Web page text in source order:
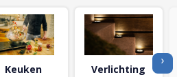
Keuken Verlichting
›